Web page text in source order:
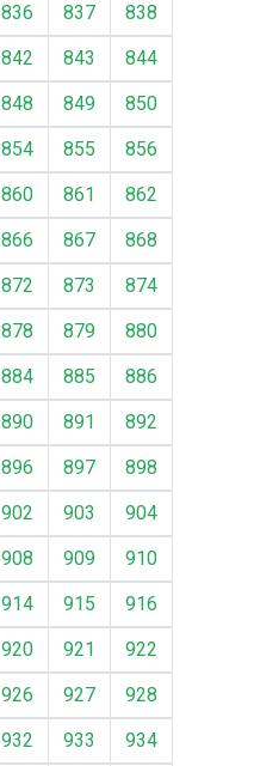
836 837
838
842 843
844
848 849
850
854 855
856
860 861
862
866 867
868
872 873
874
878 879
880
884 885
886
890 891
892
896 897
898
902 903
904
908 909
910
914 915
916
920 921
922
926 927
928
932 933
934